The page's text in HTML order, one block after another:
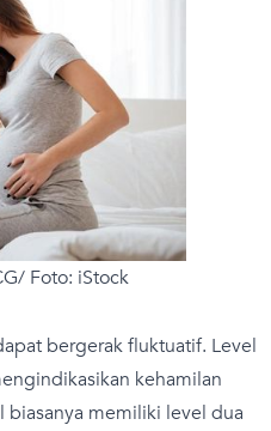
Foto: iStock
bergerak fluktuatif. Level
kehamilan
biasanya memiliki level dua